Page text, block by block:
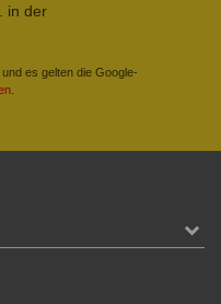
in der
es gelten die Google-